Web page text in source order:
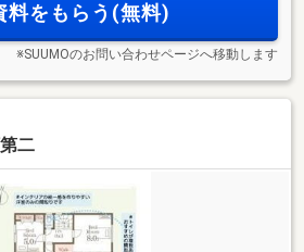
料をもらう(無料)
※SUUMOのお問い合わせページへ移動します
二